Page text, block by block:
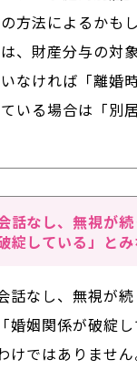
方法によるかも
、財産分与の対
なければ「離婚
いる場合は「別
話なし、無視が
綻している」と
話なし、無視が続
婚姻関係が破綻
けではありません